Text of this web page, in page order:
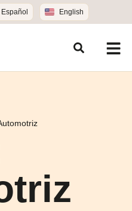
Español English